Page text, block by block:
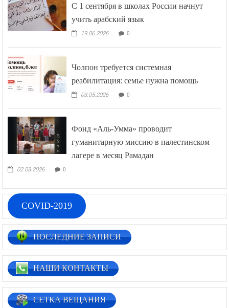
С 1 сентября в школах России начнут
учить арабский язык
19.06.2026 0
Чолпон требуется системная
реабилитация: семье нужна помощь
03.05.2026 0
Фонд «Аль-Умма» проводит
гуманитарную миссию в палестинском
лагере в месяц Рамадан
02.03.2026 0
COVID-2019
ПОСЛЕДНИЕ ЗАПИСИ
НАШИ КОНТАКТЫ
СЕТКА ВЕЩАНИЯ